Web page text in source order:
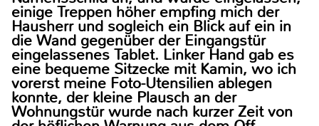
einige Treppen höher empfing mich der
Hausherr und sogleich ein Blick auf ein in
die Wand gegenüber der Eingangstür
eingelassenes Tablet. Linker Hand gab es
eine bequeme Sitzecke mit Kamin, wo ich
vorerst meine Foto-Utensilien ablegen
konnte, der kleine Plausch an der
Wohnungstür wurde nach kurzer Zeit von